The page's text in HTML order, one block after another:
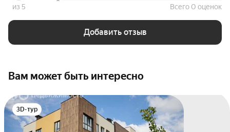
из 5 Всего 0 оценок
Добавить отзыв
Вам может быть интересно
3D-тур